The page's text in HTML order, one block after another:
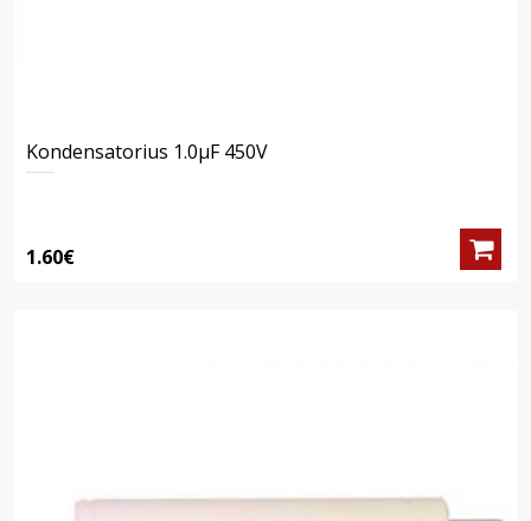
Kondensatorius 1.0μF 450V
1.60€